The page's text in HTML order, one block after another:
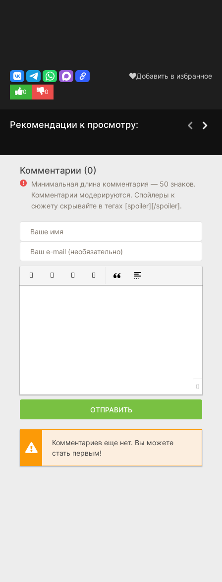
Добавить в избранное
0 0
Рекомендации к просмотру:
6.9
Комментарии (0)
Минимальная длина комментария — 50 знаков.
Комментарии модерируются. Спойлеры к
сюжету скрывайте в тегах [spoiler][/spoiler].
ПОЛУЖИРНЫЙ
КУРСИВПОДЧЕРКНУТЫЙ
ЗАЧЕРКНУТЫЙ
ВСТАВКА ЦИТАТЫ
ВСТАВКА СПОЙЛЕРА
0
ОТПРАВИТЬ
Комментариев еще нет. Вы можете
стать первым!